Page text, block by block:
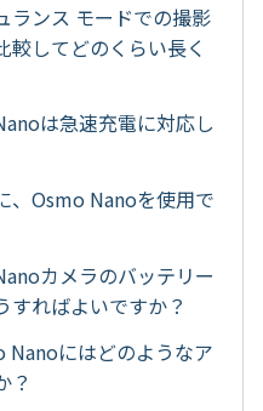
ランス モードでの撮影
較してどのくらい長く
は急速充電に対応し
、Osmo Nanoを使用で
カメラのバッテリー
すればよいですか？
Nanoにはどのようなア
？